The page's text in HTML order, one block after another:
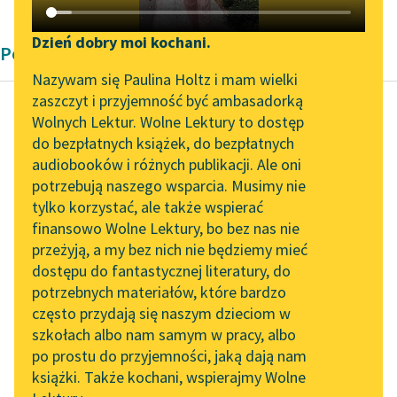
Katalog DAISY
Podkasty o książkach
Zgłoś brak utworu
Aktualności
„Prokurator Alicja Horn”
do słuchania
Byliśmy częścią AI Impact
Lab
Zapraszamy na spotkanie
online z tłumaczkami
literatury skandynawskiej
Spotkanie z Katarzyną
Tunkiel w Oslo
102. lata temu zmarł
Joseph Conrad
Narzędzia
Mapa Wolnych Lektur
Leśmianator
Przewodnik dla piszących i
czytających
API
OAI-PMH
Widget Wolnych Lektur
Przypisy
Dzień dobry moi kochani.
Nazywam się Paulina Holtz i mam wielki
zaszczyt i przyjemność być ambasadorką
Wolnych Lektur. Wolne Lektury to dostęp
do bezpłatnych książek, do bezpłatnych
audiobooków i różnych publikacji. Ale oni
potrzebują naszego wsparcia. Musimy nie
tylko korzystać, ale także wspierać
finansowo Wolne Lektury, bo bez nas nie
przeżyją, a my bez nich nie będziemy mieć
dostępu do fantastycznej literatury, do
potrzebnych materiałów, które bardzo
często przydają się naszym dzieciom w
szkołach albo nam samym w pracy, albo
po prostu do przyjemności, jaką dają nam
książki. Także kochani, wspierajmy Wolne
Poemat Barok
Wacław Potocki
Transakcja wojny
chocimskiej
A już świat nocą
czerniał; bo oddawszy
zorzy
Klucz zachodowy, w
morzu słońce się
zanurzy...